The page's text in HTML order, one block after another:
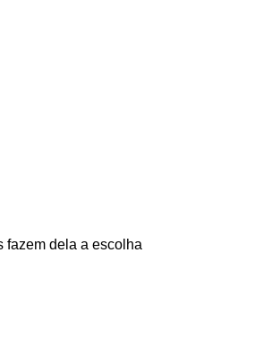
fazem dela a escolha